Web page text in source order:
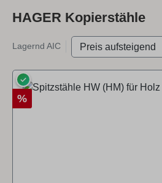
HAGER Kopierstähle
Lagernd AIC
Rabatt
%
✓